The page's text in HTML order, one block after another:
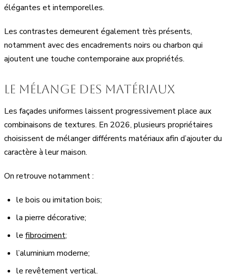
élégantes et intemporelles.
Les contrastes demeurent également très présents,
notamment avec des encadrements noirs ou charbon qui
ajoutent une touche contemporaine aux propriétés.
Le mélange des matériaux
Les façades uniformes laissent progressivement place aux
combinaisons de textures. En 2026, plusieurs propriétaires
choisissent de mélanger différents matériaux afin d’ajouter du
caractère à leur maison.
On retrouve notamment :
le bois ou imitation bois;
la pierre décorative;
le fibrociment;
l’aluminium moderne;
le revêtement vertical.